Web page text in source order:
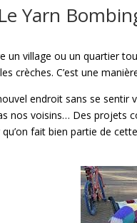
Yarn
un village ou un quartier
crèches. C’est une
endroit sans se sentir
nos voisins… Des projets
fait bien partie de